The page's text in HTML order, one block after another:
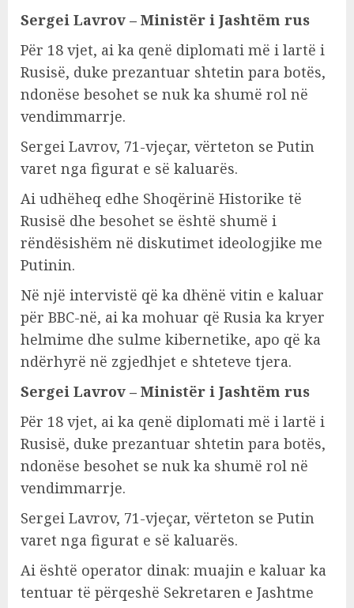
Sergei Lavrov – Ministër i Jashtëm rus
Për 18 vjet, ai ka qenë diplomati më i lartë i
Rusisë, duke prezantuar shtetin para botës,
ndonëse besohet se nuk ka shumë rol në
vendimmarrje.
Sergei Lavrov, 71-vjeçar, vërteton se Putin
varet nga figurat e së kaluarës.
Ai udhëheq edhe Shoqërinë Historike të
Rusisë dhe besohet se është shumë i
rëndësishëm në diskutimet ideologjike me
Putinin.
Në një intervistë që ka dhënë vitin e kaluar
për BBC-në, ai ka mohuar që Rusia ka kryer
helmime dhe sulme kibernetike, apo që ka
ndërhyrë në zgjedhjet e shteteve tjera.
Sergei Lavrov – Ministër i Jashtëm rus
Për 18 vjet, ai ka qenë diplomati më i lartë i
Rusisë, duke prezantuar shtetin para botës,
ndonëse besohet se nuk ka shumë rol në
vendimmarrje.
Sergei Lavrov, 71-vjeçar, vërteton se Putin
varet nga figurat e së kaluarës.
Ai është operator dinak: muajin e kaluar ka
tentuar të përqeshë Sekretaren e Jashtme